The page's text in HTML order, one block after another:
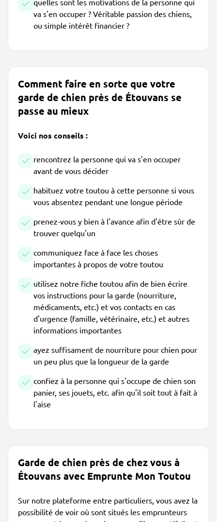
quelles sont les motivations de la personne qui
va s'en occuper ? Véritable passion des chiens,
ou simple intérêt financier ?
Comment faire en sorte que votre
garde de chien près de Étouvans se
passe au mieux
Voici nos conseils :
rencontrez la personne qui va s'en occuper
avant de vous décider
habituez votre toutou à cette personne si vous
vous absentez pendant une longue période
prenez-vous y bien à l'avance afin d'être sûr de
trouver quelqu'un
communiquez face à face les choses
importantes à propos de votre toutou
utilisez notre fiche toutou afin de bien écrire
vos instructions pour la garde (nourriture,
médicaments, etc.) et vos contacts en cas
d'urgence (famille, vétérinaire, etc.) et autres
informations importantes
ayez suffisament de nourriture pour chien pour
un peu plus que la longueur de la garde
confiez à la personne qui s'occupe de chien son
panier, ses jouets, etc. afin qu'il soit tout à fait à
l'aise
Garde de chien près de chez vous à
Étouvans avec Emprunte Mon Toutou
Sur notre plateforme entre particuliers, vous avez la
possibilité de voir où sont situés les emprunteurs